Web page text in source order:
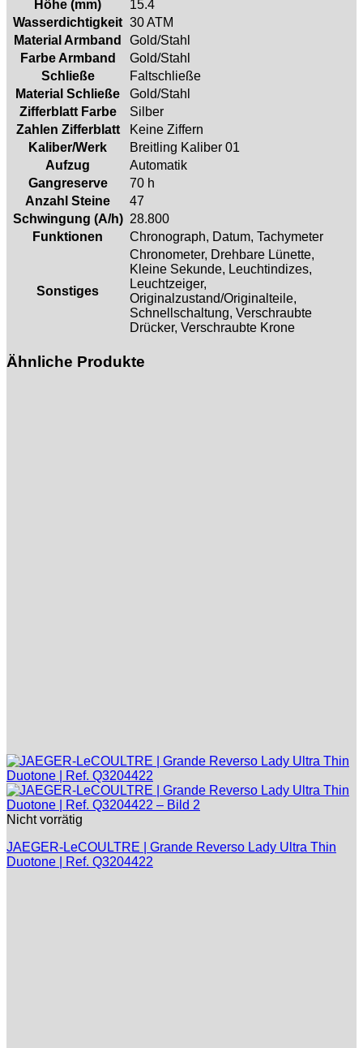
Höhe (mm)
15.4
Wasserdichtigkeit 30 ATM
Material Armband
Gold/Stahl
Farbe Armband
Gold/Stahl
Schließe
Faltschließe
Material Schließe
Gold/Stahl
Zifferblatt Farbe
Silber
Zahlen Zifferblatt
Keine Ziffern
Kaliber/Werk
Breitling Kaliber 01
Aufzug
Automatik
Gangreserve
70 h
Anzahl Steine
47
Schwingung (A/h) 28.800
Funktionen
Chronograph, Datum, Tachymeter
Sonstiges
Chronometer, Drehbare Lünette,
Kleine Sekunde, Leuchtindizes,
Leuchtzeiger,
Originalzustand/Originalteile,
Schnellschaltung, Verschraubte
Drücker, Verschraubte Krone
Ähnliche Produkte
Nicht vorrätig
JAEGER-LeCOULTRE | Grande Reverso Lady Ultra Thin
Duotone | Ref. Q3204422